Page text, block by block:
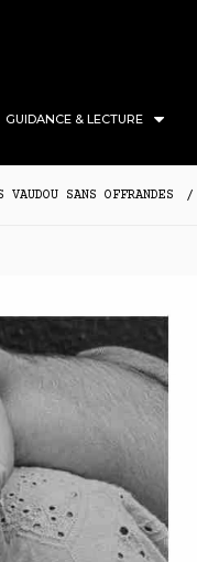
GUIDANCE & LECTURE
VAUDOU SANS OFFRANDES